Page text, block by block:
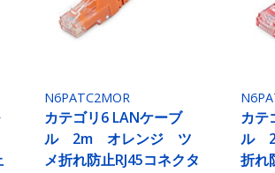
N6PATC2MOR
カテゴリ6 LANケーブ
ル 2m オレンジ ツ
メ折れ防止RJ45コネクタ
カテ
ル
折れ